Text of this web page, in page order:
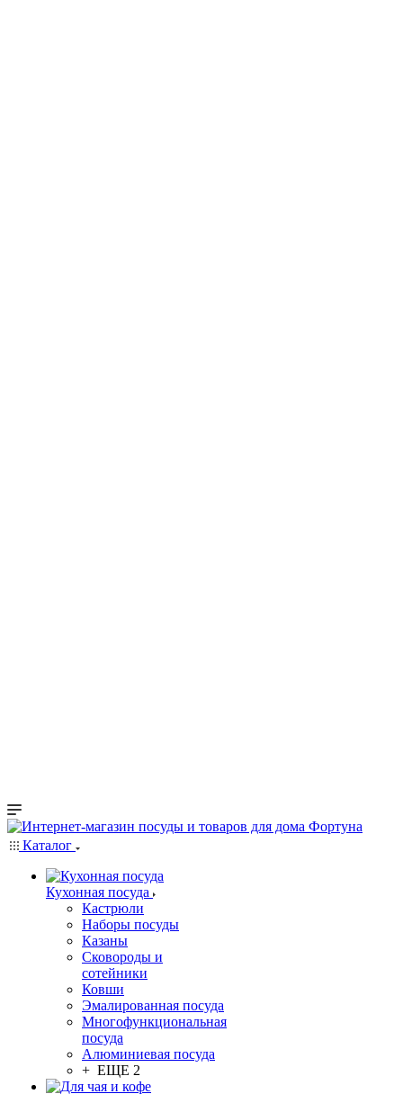
Каталог
Кухонная посуда
Кастрюли
Наборы посуды
Казаны
Сковороды и
сотейники
Ковши
Эмалированная посуда
Многофункциональная
посуда
Алюминиевая посуда
+ ЕЩЕ 2